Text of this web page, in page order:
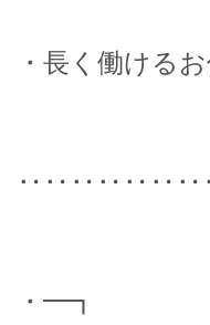
・長く働ける
・━┓